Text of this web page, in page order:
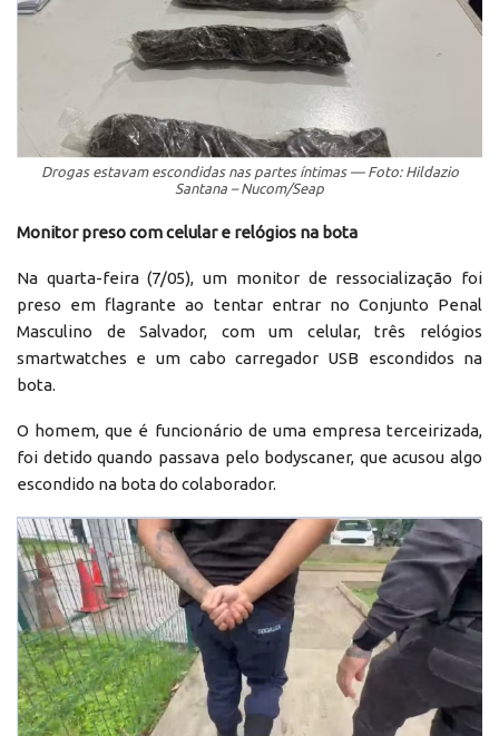
Drogas estavam escondidas nas partes íntimas — Foto: Hildazio
Santana – Nucom/Seap
Monitor preso com celular e relógios na bota
Na quarta-feira (7/05), um monitor de ressocialização foi
preso em flagrante ao tentar entrar no Conjunto Penal
Masculino de Salvador, com um celular, três relógios
smartwatches e um cabo carregador USB escondidos na
bota.
O homem, que é funcionário de uma empresa terceirizada,
foi detido quando passava pelo bodyscaner, que acusou algo
escondido na bota do colaborador.